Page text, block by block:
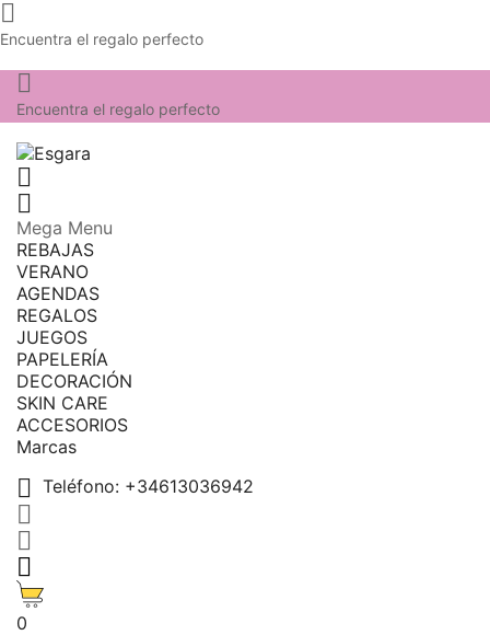

Encuentra el regalo perfecto

Encuentra el regalo perfecto


Mega Menu
REBAJAS
VERANO
AGENDAS
REGALOS
JUEGOS
PAPELERÍA
DECORACIÓN
SKIN CARE
ACCESORIOS
Marcas
 Teléfono: +34613036942



0